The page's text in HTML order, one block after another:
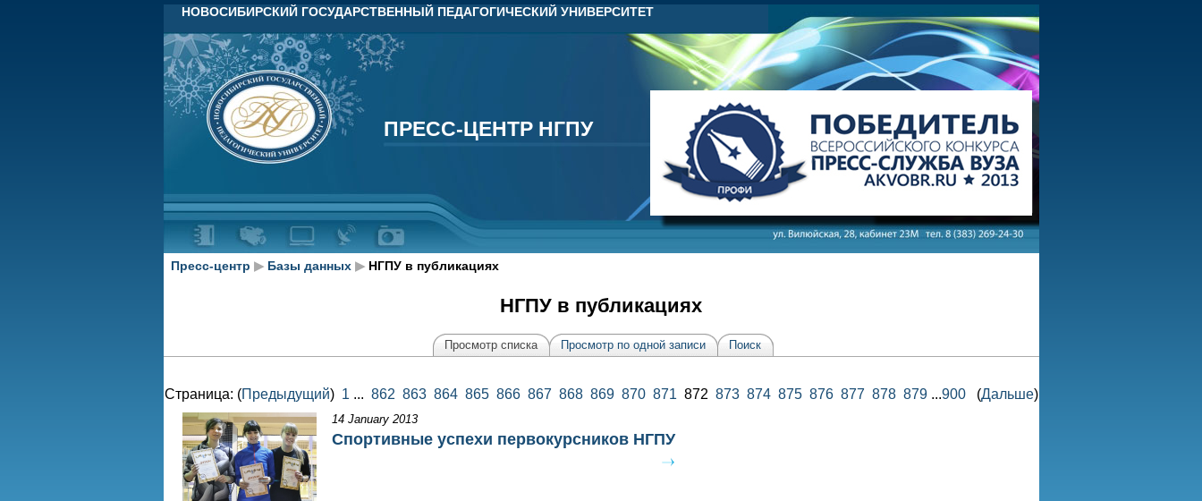
НОВОСИБИРСКИЙ ГОСУДАРСТВЕННЫЙ ПЕДАГОГИЧЕСКИЙ УНИВЕРСИТЕТ
ПРЕСС-ЦЕНТР НГПУ
ПРЕСС-ЦЕНТР НГПУ
Пресс-центр ▶ Базы данных ▶НГПУ в публикациях
НГПУ в публикациях
Просмотр списка Просмотр по одной записи Поиск
Страница: (Предыдущий) 1... 862 863 864 865 866 867 868 869 870 871872 873 874 875 876 877 878 879...900(Дальше)
14 January 2013
Спортивные успехи первокурсников НГПУ